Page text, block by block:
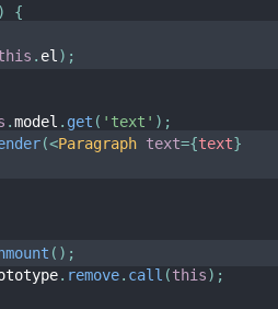
)
{
. el ) ;
.model . get ( 'text' ) ;
(<Paragraph text={text}
( ) ;
. remove. call (this) ;